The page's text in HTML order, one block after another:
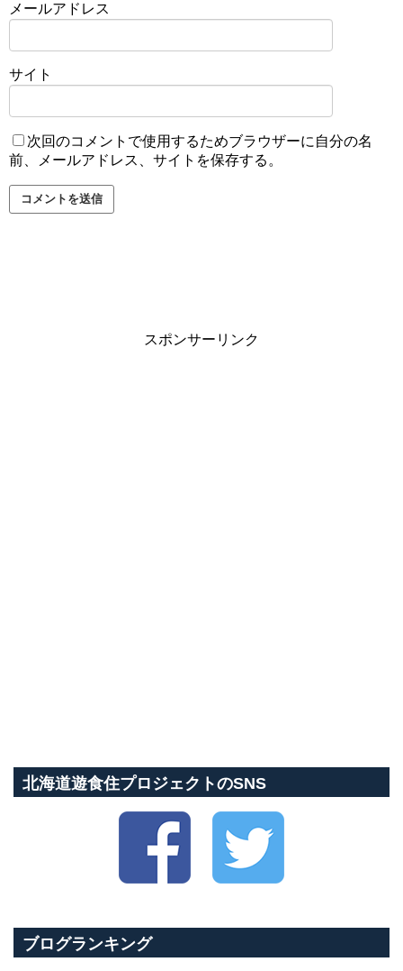
メールアドレス
サイト
次回のコメントで使用するためブラウザーに自分の名
前、メールアドレス、サイトを保存する。
スポンサーリンク
北海道遊食住プロジェクトのSNS
ブログランキング